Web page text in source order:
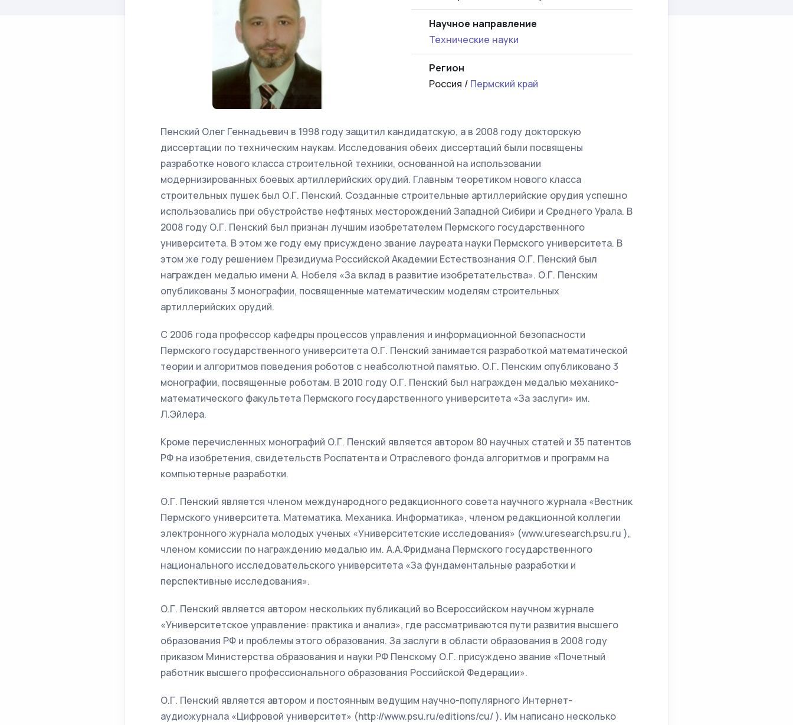
Научное направление
Технические науки
Регион
Россия / Пермский край
Пенский Олег Геннадьевич в 1998 году защитил кандидатскую, а в 2008 году докторскую
диссертации по техническим наукам. Исследования обеих диссертаций были посвящены
разработке нового класса строительной техники, основанной на использовании
модернизированных боевых артиллерийских орудий. Главным теоретиком нового класса
строительных пушек был О.Г. Пенский. Созданные строительные артиллерийские орудия успешно
использовались при обустройстве нефтяных месторождений Западной Сибири и Среднего Урала. В
2008 году О.Г. Пенский был признан лучшим изобретателем Пермского государственного
университета. В этом же году ему присуждено звание лауреата науки Пермского университета. В
этом же году решением Президиума Российской Академии Естествознания О.Г. Пенский был
награжден медалью имени А. Нобеля «За вклад в развитие изобретательства». О.Г. Пенским
опубликованы 3 монографии, посвященные математическим моделям строительных
артиллерийских орудий.
С 2006 года профессор кафедры процессов управления и информационной безопасности
Пермского государственного университета О.Г. Пенский занимается разработкой математической
теории и алгоритмов поведения роботов с неабсолютной памятью. О.Г. Пенским опубликовано 3
монографии, посвященные роботам. В 2010 году О.Г. Пенский был награжден медалью механико-
математического факультета Пермского государственного университета «За заслуги» им.
Л.Эйлера.
Кроме перечисленных монографий О.Г. Пенский является автором 80 научных статей и 35 патентов
РФ на изобретения, свидетельств Роспатента и Отраслевого фонда алгоритмов и программ на
компьютерные разработки.
О.Г. Пенский является членом международного редакционного совета научного журнала «Вестник
Пермского университета. Математика. Механика. Информатика», членом редакционной коллегии
электронного журнала молодых ученых «Университетские исследования» (www.uresearch.psu.ru ),
членом комиссии по награждению медалью им. А.А.Фридмана Пермского государственного
национального исследовательского университета «За фундаментальные разработки и
перспективные исследования».
О.Г. Пенский является автором нескольких публикаций во Всероссийском научном журнале
«Университетское управление: практика и анализ», где рассматриваются пути развития высшего
образования РФ и проблемы этого образования. За заслуги в области образования в 2008 году
приказом Министерства образования и науки РФ Пенскому О.Г. присуждено звание «Почетный
работник высшего профессионального образования Российской Федерации».
О.Г. Пенский является автором и постоянным ведущим научно-популярного Интернет-
аудиожурнала «Цифровой университет» (http://www.psu.ru/editions/cu/ ). Им написано несколько